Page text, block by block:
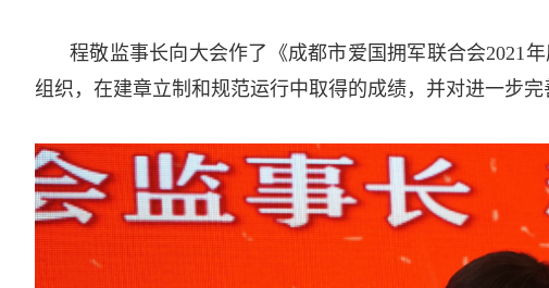
程敬监事长向大会作了《成都市爱国拥军联合会2021
组织，在建章立制和规范运行中取得的成绩，并对进一步完